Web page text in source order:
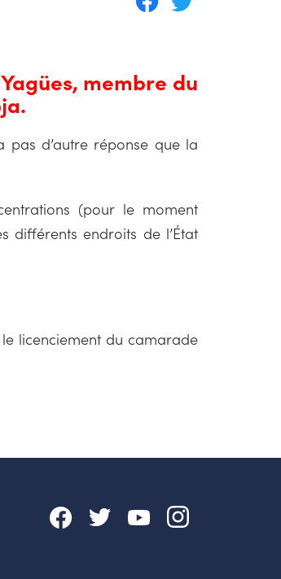
membre du
pas d’autre réponse que la
(pour le moment
différents endroits de l’État
licenciement du camarade